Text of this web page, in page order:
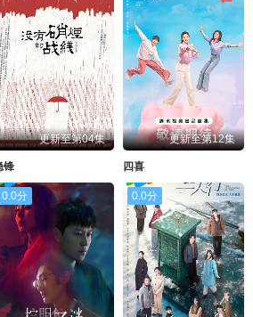
更新至第04集
锋
更新至第12集
四喜
0.0分 0.0分